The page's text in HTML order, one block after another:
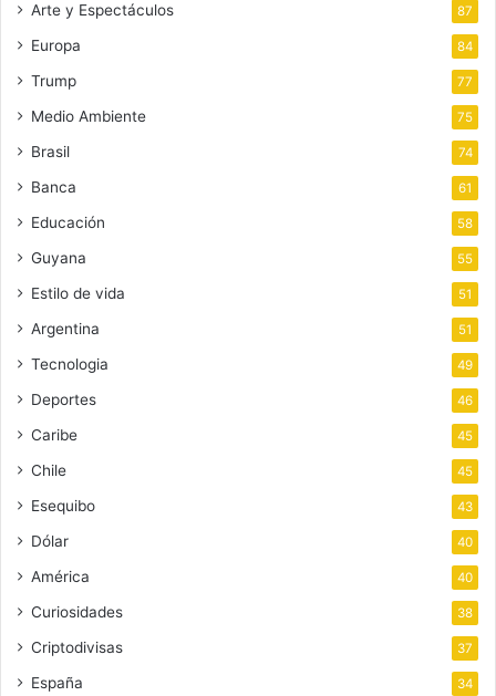
Arte y Espectáculos 87
Europa 84
Trump 77
Medio Ambiente 75
Brasil 74
Banca 61
Educación 58
Guyana 55
Estilo de vida 51
Argentina 51
Tecnologia 49
Deportes 46
Caribe 45
Chile 45
Esequibo 43
Dólar 40
América 40
Curiosidades 38
Criptodivisas 37
España 34